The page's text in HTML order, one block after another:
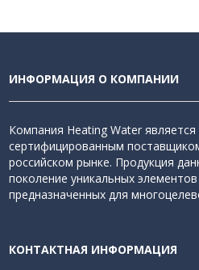
ИНФОРМАЦИЯ О КОМПАНИИ
Компания Heating Water
сертифицированным
российском рынке. Продукция
поколение уникальных
предназначенных для
КОНТАКТНАЯ ИНФОРМАЦИЯ